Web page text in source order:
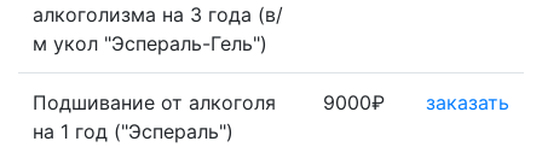
алкоголизма на 3 года (в/
м укол "Эспераль-Гель")
Подшивание от алкоголя
на 1 год ("Эспераль")
9000₽ заказать